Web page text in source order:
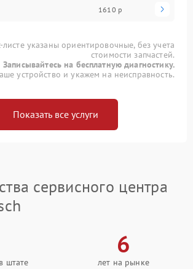
1610 р
указаны ориентировочные, без учета
стоимости запчастей.
Записывайтесь на бесплатную диагностику.
устройство и укажем на неисправность.
Показать все услуги
сервисного центра
штате
6
лет на рынке